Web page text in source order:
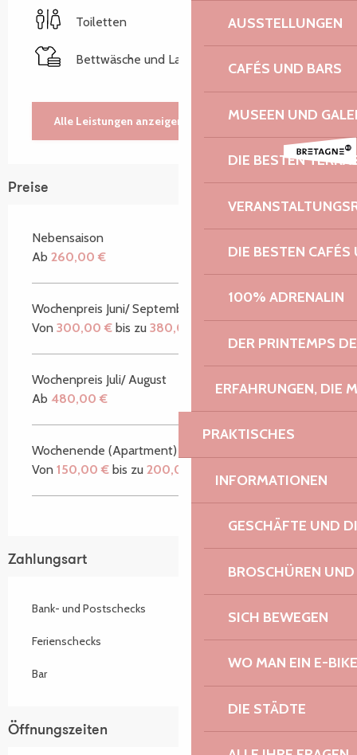
AUSSTELLUNGEN
CAFÉS UND BARS
MUSEEN UND
DIE BESTEN
DIE BESTEN
100% ADRENALIN
DER PRINTEMPS
ERFAHRUNGEN, DIE
PRAKTISCHES
INFORMATIONEN
GESCHÄFTE UND
BROSCHÜREN
SICH BEWEGEN
WO MAN EIN E-
DIE STÄDTE
Toiletten
Bettwäsche und Laken
Alle Leistungen anzeigen
Preise
Nebensaison
Ab 260,00 €
Wochenpreis Juni/ September
Von 300,00 € bis zu 380,00 €
Wochenpreis Juli/ August
Ab 480,00 €
Wochenende (Apartment)
Von 150,00 € bis zu 200,00 €
Zahlungsart
Bank- und Postschecks
Ferienschecks
Bar
Öffnungszeiten